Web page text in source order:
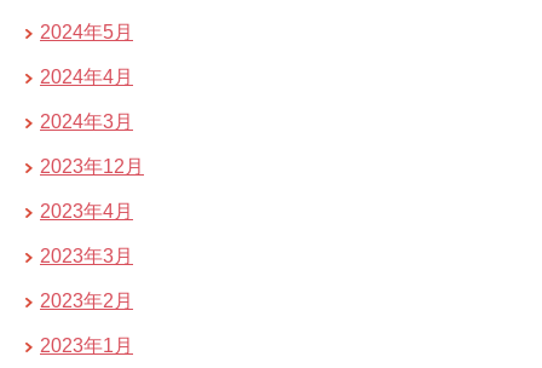
2024年5月
2024年4月
2024年3月
2023年12月
2023年4月
2023年3月
2023年2月
2023年1月